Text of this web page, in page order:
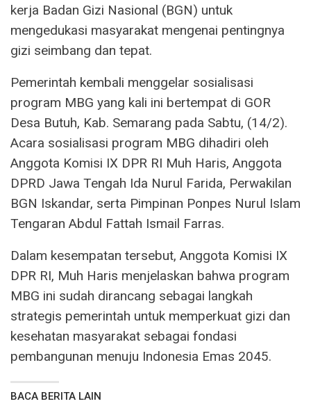
kerja Badan Gizi Nasional (BGN) untuk
mengedukasi masyarakat mengenai pentingnya
gizi seimbang dan tepat.
Pemerintah kembali menggelar sosialisasi
program MBG yang kali ini bertempat di GOR
Desa Butuh, Kab. Semarang pada Sabtu, (14/2).
Acara sosialisasi program MBG dihadiri oleh
Anggota Komisi IX DPR RI Muh Haris, Anggota
DPRD Jawa Tengah Ida Nurul Farida, Perwakilan
BGN Iskandar, serta Pimpinan Ponpes Nurul Islam
Tengaran Abdul Fattah Ismail Farras.
Dalam kesempatan tersebut, Anggota Komisi IX
DPR RI, Muh Haris menjelaskan bahwa program
MBG ini sudah dirancang sebagai langkah
strategis pemerintah untuk memperkuat gizi dan
kesehatan masyarakat sebagai fondasi
pembangunan menuju Indonesia Emas 2045.
BACA BERITA LAIN